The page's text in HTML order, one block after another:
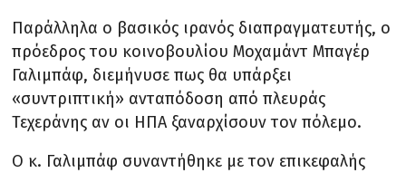
Παράλληλα ο βασικός ιρανός διαπραγματευτής, ο
πρόεδρος του κοινοβουλίου Μοχαμάντ Μπαγέρ
Γαλιμπάφ, διεμήνυσε πως θα υπάρξει
«συντριπτική» ανταπόδοση από πλευράς
Τεχεράνης αν οι ΗΠΑ ξαναρχίσουν τον πόλεμο.
Ο κ. Γαλιμπάφ συναντήθηκε με τον επικεφαλής